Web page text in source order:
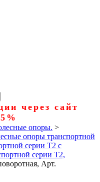
через сайт
опоры. >
опоры транспортной
серии Т2 с
серии Т2,
Арт.